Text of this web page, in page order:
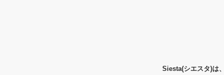
Siesta(シエスタ)は